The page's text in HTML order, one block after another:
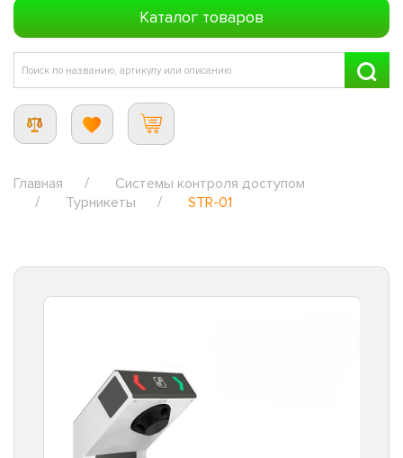
Каталог товаров
Главная
Системы контроля доступом
Турникеты
STR-01